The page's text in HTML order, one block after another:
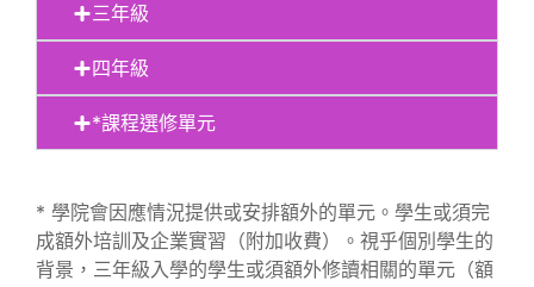
三年級
四年級
*課程選修單元
* 學院會因應情況提供或安排額外的單元。學生或須完
成額外培訓及企業實習（附加收費）。視乎個別學生的
背景，三年級入學的學生或須額外修讀相關的單元（額